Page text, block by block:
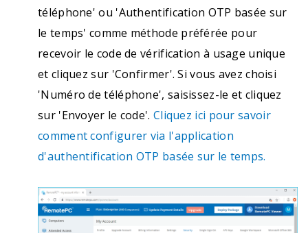
téléphone' ou 'Authentification OTP basée sur
le temps' comme méthode préférée pour
recevoir le code de vérification à usage unique
et cliquez sur 'Confirmer'. Si vous avez choisi
'Numéro de téléphone', saisissez-le et cliquez
sur 'Envoyer le code'. Cliquez ici pour savoir
comment configurer via l'application
d'authentification OTP basée sur le temps.